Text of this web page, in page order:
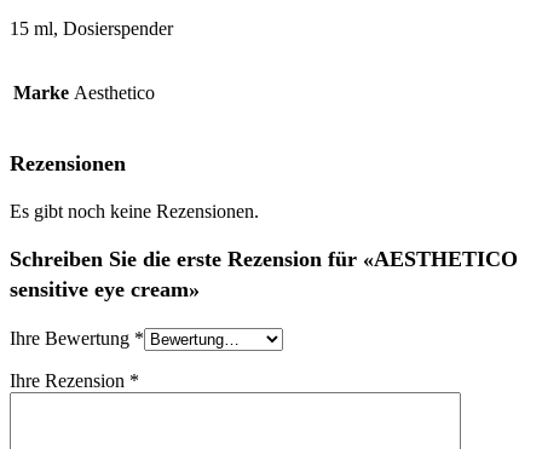
15 ml, Dosierspender
Marke Aesthetico
Rezensionen
Es gibt noch keine Rezensionen.
Schreiben Sie die erste Rezension für «AESTHETICO
sensitive eye cream»
Ihre Bewertung *
Ihre Rezension *